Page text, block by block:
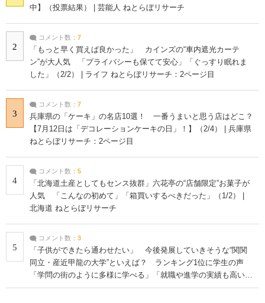
中】（投票結果） | 芸能人 ねとらぼリサーチ
2
コメント数： 7
「もっと早く買えば良かった」 カインズの“車内遮光カーテ
ン”が大人気 「プライバシーも保てて安心」「ぐっすり眠れま
した」（2/2） | ライフ ねとらぼリサーチ：2ページ目
3
コメント数： 7
兵庫県の「ケーキ」の名店10選！ 一番うまいと思う店はどこ？
【7月12日は「デコレーションケーキの日」！】（2/4） | 兵庫県
ねとらぼリサーチ：2ページ目
4
コメント数： 5
「北海道土産としてもセンス抜群」六花亭の“店舗限定”お菓子が
人気 「こんなの初めて」「箱買いするべきだった」（1/2） |
北海道 ねとらぼリサーチ
5
コメント数： 3
「子供ができたら通わせたい」 今後発展していきそうな“関関
同立・産近甲龍の大学”といえば？ ランキング1位に学生の声
「学問の街のように多様に学べる」「就職や進学の実績も高い」
| 大学 ねとらぼリサーチ